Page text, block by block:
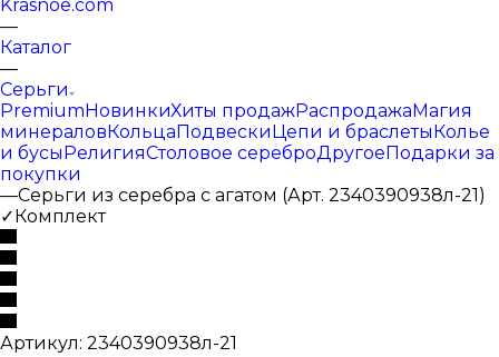
Krasnoe.com
—
Каталог
—
Серьги
PremiumНовинкиХиты продажРаспродажаМагия
минераловКольцаПодвескиЦепи и браслетыКолье
и бусыРелигияСтоловое сереброДругоеПодарки за
покупки
—Серьги из серебра с агатом (Арт. 2340390938л-21)
✓Комплект
Артикул: 2340390938л-21